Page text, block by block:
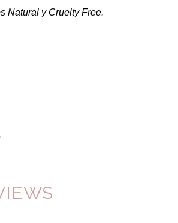
Natural y Cruelty Free.